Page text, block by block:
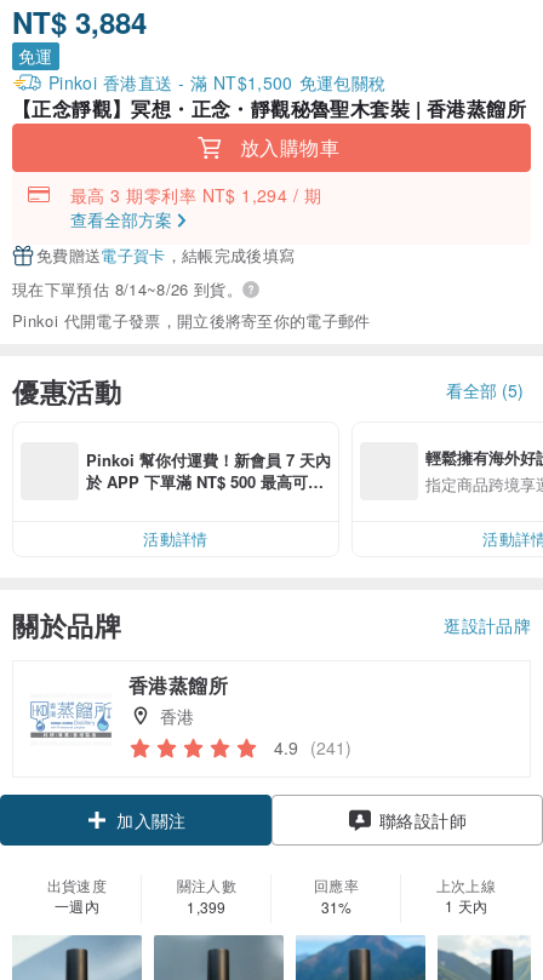
NT$ 3,884
免運
Pinkoi 香港直送 - 滿 NT$1,500 免運包關稅
【正念靜觀】冥想・正念・靜觀秘魯聖木套裝 | 香港蒸餾所
放入購物車
最高 3 期零利率 NT$ 1,294 / 期
查看全部方案
免費贈送電子賀卡 ，結帳完成後填寫
現在下單預估 8/14~8/26 到貨。
Pinkoi 代開電子發票，開立後將寄至你的電子郵件
優惠活動 看全部 (5)
Pinkoi 幫你付運費！新會員 7 天內
於 APP 下單滿 NT$ 500 最高可折
活動詳情
輕鬆擁有海外好
指定商品跨境享
活動詳
關於品牌 逛設計品牌
香港蒸餾所
香港
4.9 (241)
加入關注 聯絡設計師
出貨速度
一週內
關注人數
1,399
回應率
31%
上次上線
1 天內